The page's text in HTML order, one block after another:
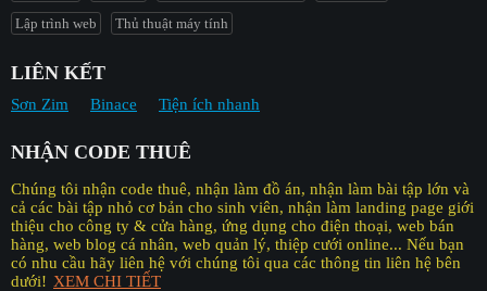
Lập trình web
Thủ thuật máy tính
LIÊN KẾT
Sơn Zim Binace Tiện ích nhanh
NHẬN CODE THUÊ
Chúng tôi nhận code thuê, nhận làm đồ án, nhận làm bài tập lớn và
cả các bài tập nhỏ cơ bản cho sinh viên, nhận làm landing page giới
thiệu cho công ty & cửa hàng, ứng dụng cho điện thoại, web bán
hàng, web blog cá nhân, web quản lý, thiệp cưới online... Nếu bạn
có nhu cầu hãy liên hệ với chúng tôi qua các thông tin liên hệ bên
dưới! XEM CHI TIẾT